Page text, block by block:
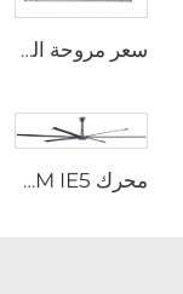
سعر مروحة التهوية والإستنزاف الصناعية لمناجم البيوت الزراعية ومزارع الدواجن والدواجن
محرك PMSM IE5 بطول 24 قدمًا (7.3 متر) مروحة سقف صناعية كبيرة للأماكن مثل مستودعات الألبان